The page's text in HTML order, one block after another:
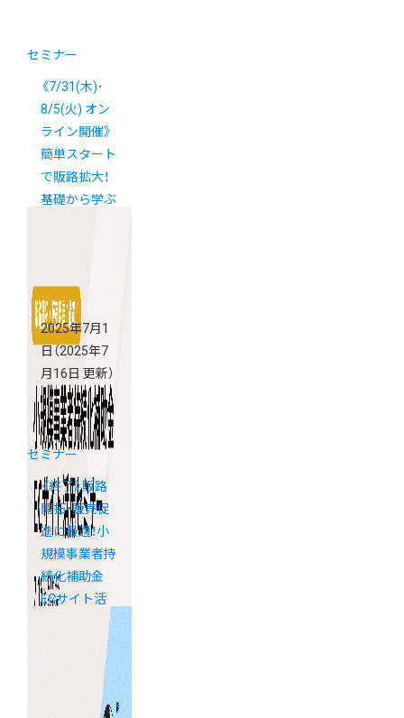
セミナー
《7/31(木)･
8/5(火) オン
ライン開催》
簡単スタート
で販路拡大！
基礎から学ぶ
2025年7月1
日 （2025年7
月16日 更新）
セミナー
《終了》販路
開拓・販売促
進に最適！小
規模事業者持
続化補助金
ECサイト活